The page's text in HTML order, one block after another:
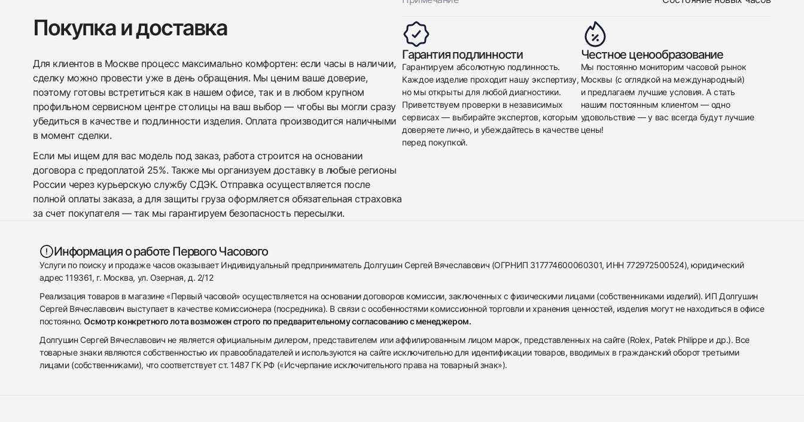
Покупка и доставка
Для клиентов в Москве процесс максимально комфортен: если часы в наличии,
сделку можно провести уже в день обращения. Мы ценим ваше доверие,
поэтому готовы встретиться как в нашем офисе, так и в любом крупном
профильном сервисном центре столицы на ваш выбор — чтобы вы могли сразу
убедиться в качестве и подлинности изделия. Оплата производится наличными
в момент сделки.
Если мы ищем для вас модель под заказ, работа строится на основании
договора с предоплатой 25%. Также мы организуем доставку в любые регионы
России через курьерскую службу СДЭК. Отправка осуществляется после
полной оплаты заказа, а для защиты груза оформляется обязательная страховка
за счет покупателя — так мы гарантируем безопасность пересылки.
Гарантия подлинности
Гарантируем абсолютную подлинность.
Каждое изделие проходит нашу экспертизу,
но мы открыты для любой диагностики.
Приветствуем проверки в независимых
сервисах — выбирайте экспертов, которым
доверяете лично, и убеждайтесь в качестве
перед покупкой.
Честное ценообразование
Мы постоянно мониторим часовой рынок
Москвы (с оглядкой на международный)
и предлагаем лучшие условия. А стать
нашим постоянным клиентом — одно
удовольствие — у вас всегда будут лучшие
цены!
Информация о работе Первого Часового
Услуги по поиску и продаже часов оказывает Индивидуальный предприниматель Долгушин Сергей Вячеславович (ОГРНИП 317774600060301, ИНН 772972500524), юридический
адрес 119361, г. Москва, ул. Озерная, д. 2/12
Реализация товаров в магазине «Первый часовой» осуществляется на основании договоров комиссии, заключенных с физическими лицами (собственниками изделий). ИП Долгушин
Сергей Вячеславович выступает в качестве комиссионера (посредника). В связи с особенностями комиссионной торговли и хранения ценностей, изделия могут не находиться в офисе
постоянно.Осмотр конкретного лота возможен строго по предварительному согласованию с менеджером.
Долгушин Сергей Вячеславович не является официальным дилером, представителем или аффилированным лицом марок, представленных на сайте (Rolex, Patek Philippe и др.). Все
товарные знаки являются собственностью их правообладателей и используются на сайте исключительно для идентификации товаров, вводимых в гражданский оборот третьими
лицами (собственниками), что соответствует ст. 1487 ГК РФ («Исчерпание исключительного права на товарный знак»).